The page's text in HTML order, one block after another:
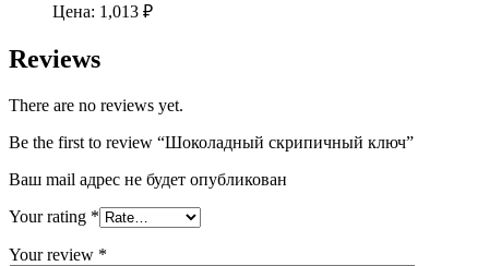
Цена: 1,013 ₽
Reviews
There are no reviews yet.
Be the first to review “Шоколадный скрипичный ключ”
Ваш mail адрес не будет опубликован
Your rating *
Your review *